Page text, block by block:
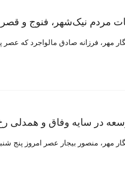
مردم نیک‌شهر، فنوج و
مهر، فرزانه صادق مالواجرد که
در سایه وفاق و همدلی
مهر، منصور بیجار عصر امروز پنج